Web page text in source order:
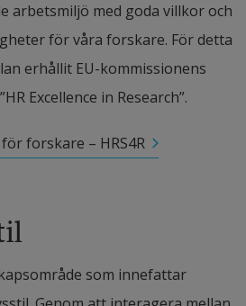
arbetsmiljö med goda villkor och
för våra forskare. För detta
erhållit EU-kommissionens
Excellence in Research”.
forskare – HRS4R
som innefattar